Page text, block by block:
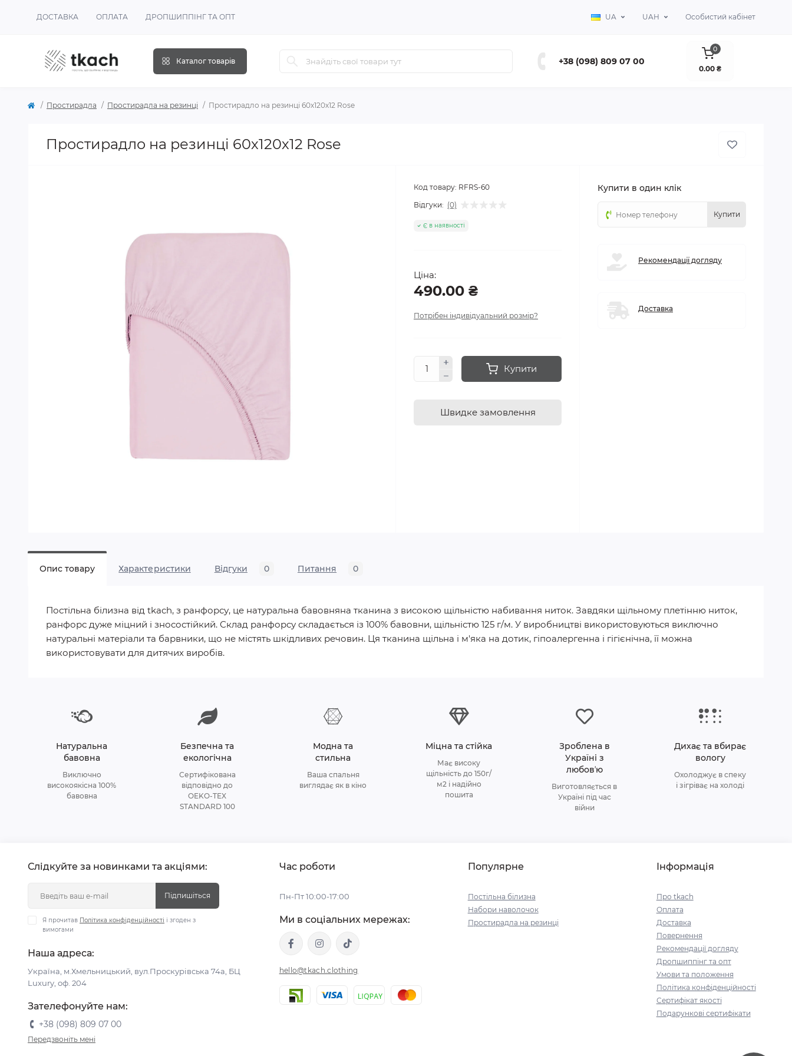
ДОСТАВКА ОПЛАТА ДРОПШИППІНГ ТА ОПТ UA UAH Особистий кабінет
Каталог товарів +38 (098) 809 07 00
0
0.00 ₴
Простирадла Простирадла на резинці Простирадло на резинці 60х120х12 Rose
Простирадло на резинці 60х120х12 Rose
Код товару: RFRS-60
Відгуки: (0)
Є в наявності
Ціна:
490.00 ₴
Потрібен індивідуальний розмір?
Купити
Швидке замовлення
Купити в один клік
Купити
Рекомендації догляду
Доставка
Опис товару Характеристики Відгуки 0 Питання 0
Постільна білизна від tkach, з ранфорсу, це натуральна бавовняна тканина з високою щільністю набивання ниток. Завдяки щільному плетінню ниток,
ранфорс дуже міцний і зносостійкий. Склад ранфорсу складається із 100% бавовни, щільністю 125 г/м. У виробництві використовуються виключно
натуральні матеріали та барвники, що не містять шкідливих речовин. Ця тканина щільна і м'яка на дотик, гіпоалергенна і гігієнічна, її можна
використовувати для дитячих виробів.
Натуральна
бавовна
Виключно
високоякісна 100%
бавовна
Безпечна та
екологічна
Сертифікована
відповідно до
OEKO-TEX
STANDARD 100
Модна та
стильна
Ваша спальня
виглядає як в кіно
Міцна та стійка
Має високу
щільність до 150г/
м2 і надійно
пошита
Зроблена в
Україні з
любовʼю
Виготовляється в
Україні під час
війни
Дихає та вбирає
вологу
Охолоджує в спеку
і зігріває на холоді
Слідкуйте за новинками та акціями:
Підпишіться
Я прочитав Політика конфіденційності і згоден з
вимогами
Наша адреса:
Україна, м.Хмельницький, вул.Проскурівська 74а, БЦ
Luxury, оф. 204
Зателефонуйте нам:
+38 (098) 809 07 00
Передзвоніть мені
Час роботи
Пн-Пт 10:00-17:00
Ми в соціальних мережах:
hello@tkach.clothing
Популярне
Постільна білизна
Набори наволочок
Простирадла на резинці
Інформація
Про tkach
Оплата
Доставка
Повернення
Рекомендації догляду
Дропшиппінг та опт
Умови та положення
Політика конфіденційності
Сертифікат якості
Подарункові сертифікати